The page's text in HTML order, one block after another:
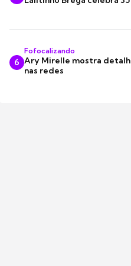
6
Fofocalizando
Ary Mirelle mostra
nas redes